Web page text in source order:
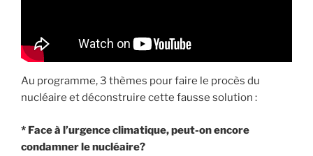
Au programme, 3 thèmes pour faire le procès du
nucléaire et déconstruire cette fausse solution :
* Face à l’urgence climatique, peut-on encore
condamner le nucléaire?